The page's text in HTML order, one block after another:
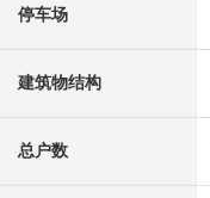
停车场
建筑物结构
总户数